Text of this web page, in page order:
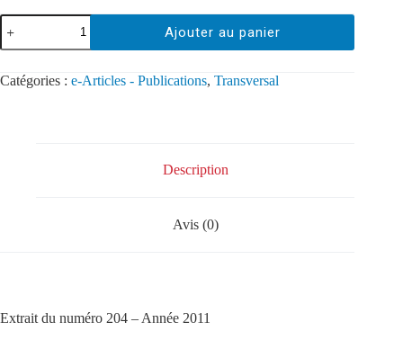
Ajouter au panier
Catégories : e-Articles - Publications, Transversal
Description
Avis (0)
Extrait du numéro 204 – Année 2011